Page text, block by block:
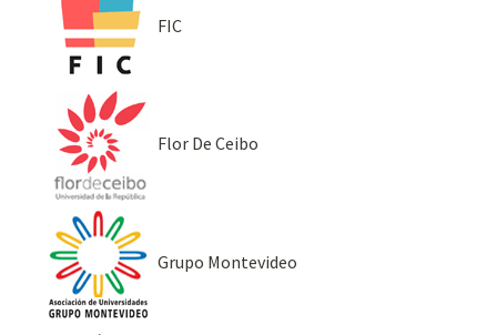
FIC
Flor De Ceibo
Grupo Montevideo